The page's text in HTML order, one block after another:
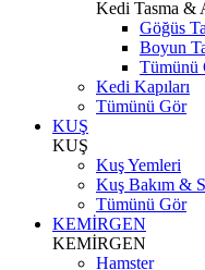
Kedi Tasma &
Göğüs
Boyun
Tümünü
Kedi Kapıları
Tümünü Gör
KUŞ
KUŞ
Kuş Yemleri
Kuş Bakım &
Tümünü Gör
KEMİRGEN
KEMİRGEN
Hamster